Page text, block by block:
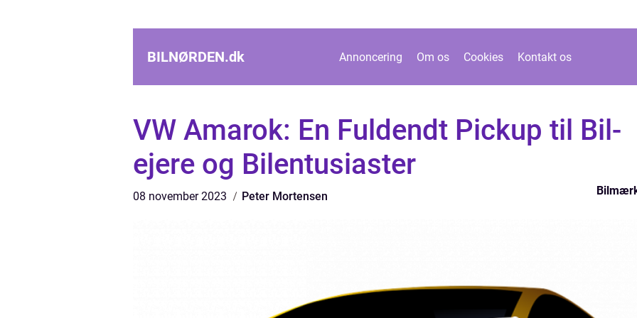
BILNØRDEN.dk Annoncering Om os Cookies Kontakt os
VW Amarok: En Fuldendt Pickup til Bil-
ejere og Bilentusiaster
08 november 2023 Peter Mortensen